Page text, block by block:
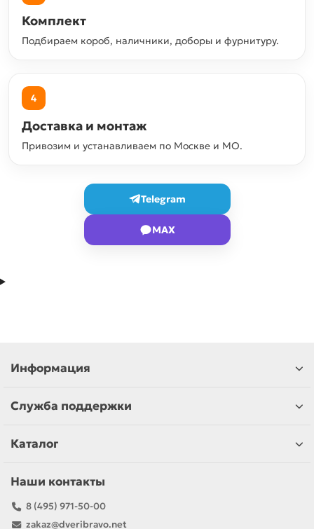
Комплект
Подбираем короб, наличники, доборы и фурнитуру.
4
Доставка и монтаж
Привозим и устанавливаем по Москве и МО.
Telegram
MAX
Информация
Служба поддержки
Каталог
Наши контакты
8 (495) 971-50-00
zakaz@dveribravo.net